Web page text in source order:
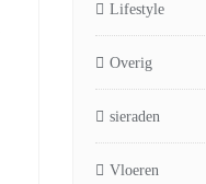
Lifestyle
Overig
sieraden
Vloeren